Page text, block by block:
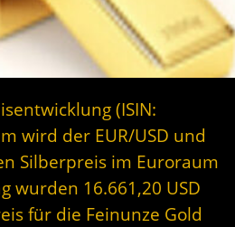
(ISIN:
wird der EUR/USD und
Silberpreis im Euroraum
wurden 16.661,20 USD
für die Feinunze Gold